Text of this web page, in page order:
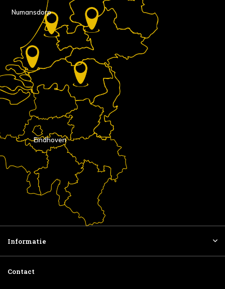
Eindhoven
Numansdorp
Informatie
Contact